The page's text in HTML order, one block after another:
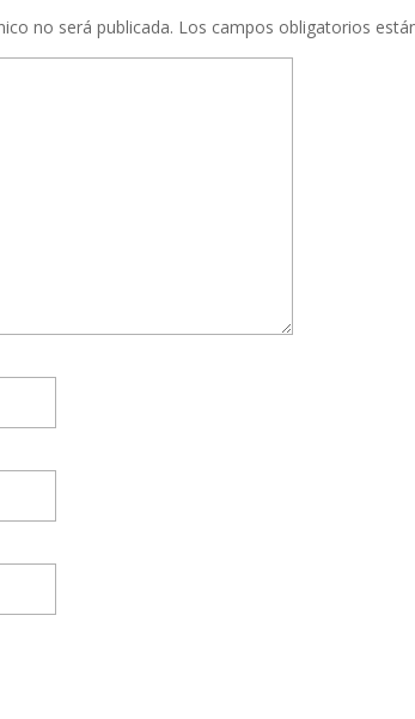
no será publicada. Los campos obligatorios